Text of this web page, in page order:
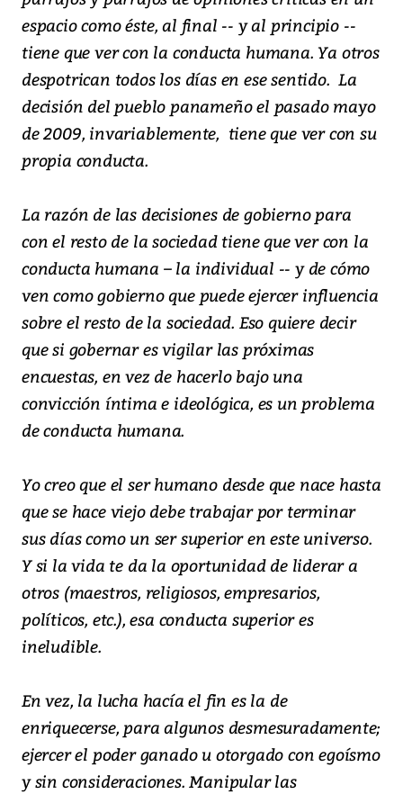
espacio como éste, al final -- y al principio --
tiene que ver con la conducta humana. Ya otros
despotrican todos los días en ese sentido. La
decisión del pueblo panameño el pasado mayo
de 2009, invariablemente, tiene que ver con su
propia conducta.
La razón de las decisiones de gobierno para
con el resto de la sociedad tiene que ver con la
conducta humana – la individual -- y de cómo
ven como gobierno que puede ejercer influencia
sobre el resto de la sociedad. Eso quiere decir
que si gobernar es vigilar las próximas
encuestas, en vez de hacerlo bajo una
convicción íntima e ideológica, es un problema
de conducta humana.
Yo creo que el ser humano desde que nace hasta
que se hace viejo debe trabajar por terminar
sus días como un ser superior en este universo.
Y si la vida te da la oportunidad de liderar a
otros (maestros, religiosos, empresarios,
políticos, etc.), esa conducta superior es
ineludible.
En vez, la lucha hacía el fin es la de
enriquecerse, para algunos desmesuradamente;
ejercer el poder ganado u otorgado con egoísmo
y sin consideraciones. Manipular las